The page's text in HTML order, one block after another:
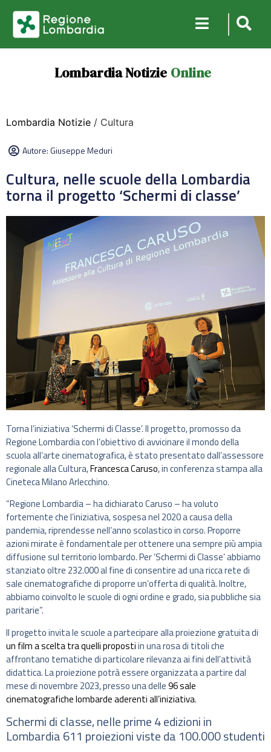
Lombardia Notizie Online
Lombardia Notizie / Cultura
Autore:Giuseppe Meduri
Cultura, nelle scuole della Lombardia
torna il progetto ‘Schermi di classe’
Torna l’iniziativa ‘Schermi di Classe’. Il progetto, promosso da
Regione Lombardia con l’obiettivo di avvicinare il mondo della
scuola all’arte cinematografica, è stato presentato dall’assessore
regionale alla Cultura,Francesca Caruso, in conferenza stampa alla
Cineteca Milano Arlecchino.
“Regione Lombardia – ha dichiarato Caruso – ha voluto
fortemente che l’iniziativa, sospesa nel 2020 a causa della
pandemia, riprendesse nell’anno scolastico in corso. Proporre
azioni mirate è fondamentale per ottenere una sempre più ampia
diffusione sul territorio lombardo. Per ‘Schermi di Classe’ abbiamo
stanziato oltre 232.000 al fine di consentire ad una ricca rete di
sale cinematografiche di proporre un’offerta di qualità. Inoltre,
abbiamo coinvolto le scuole di ogni ordine e grado, sia pubbliche sia
paritarie”.
Il progetto invita le scuole a partecipare alla proiezione gratuita di
un film a scelta tra quelli propostiin una rosa di titoli che
affrontano tematiche di particolare rilevanza ai fini dell’attività
didattica. La proiezione potrà essere organizzata a partire dal
mese di novembre 2023, presso una delle96 sale
cinematografiche lombarde aderenti all’iniziativa.
Schermi di classe, nelle prime 4 edizioni in
Lombardia 611 proiezioni viste da 100.000 studenti